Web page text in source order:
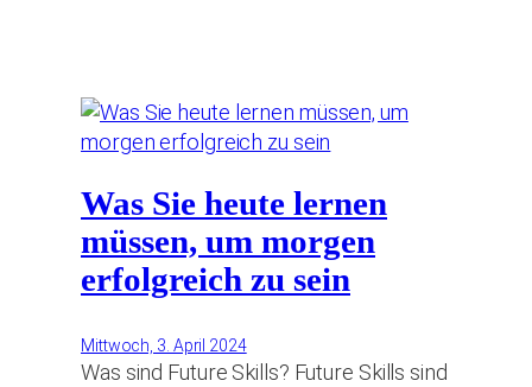
Was Sie heute lernen
müssen, um morgen
erfolgreich zu sein
Mittwoch, 3. April 2024
Was sind Future Skills? Future Skills sind